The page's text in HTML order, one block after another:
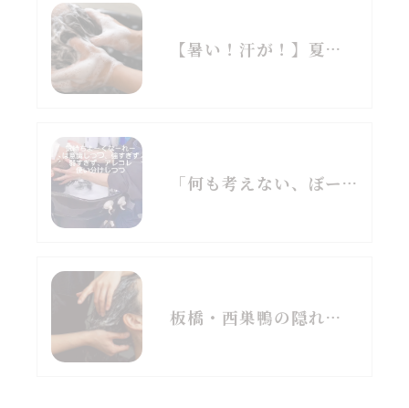
【暑い！汗が！】夏は頭から涼しく♪
「何も考えない、ぼーっとする時間」朝から頭を空っぽにする時間、最後にいつ取りましたか？
板橋・西巣鴨の隠れ家で「20分間の居眠り」という贅沢を